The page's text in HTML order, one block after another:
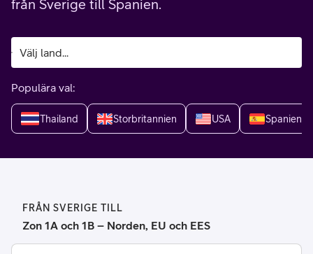
från Sverige till Spanien.
Populära val:
Thailand Storbritannien USA Spanien
FRÅN SVERIGE TILL
Zon 1A och 1B – Norden, EU och EES